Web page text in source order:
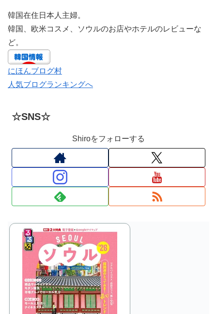
韓国在住日本人主婦。
韓国、欧米コスメ、ソウルのお店やホテルのレビューな
ど。
にほんブログ村
人気ブログランキングへ
☆SNS☆
Shiroをフォローする